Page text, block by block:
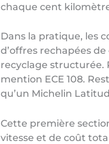
chaque cent
Dans la pratique, les
d’offres rechapées
recyclage structurée.
mention ECE 108.
qu’un Michelin
Cette première
vitesse et de coût